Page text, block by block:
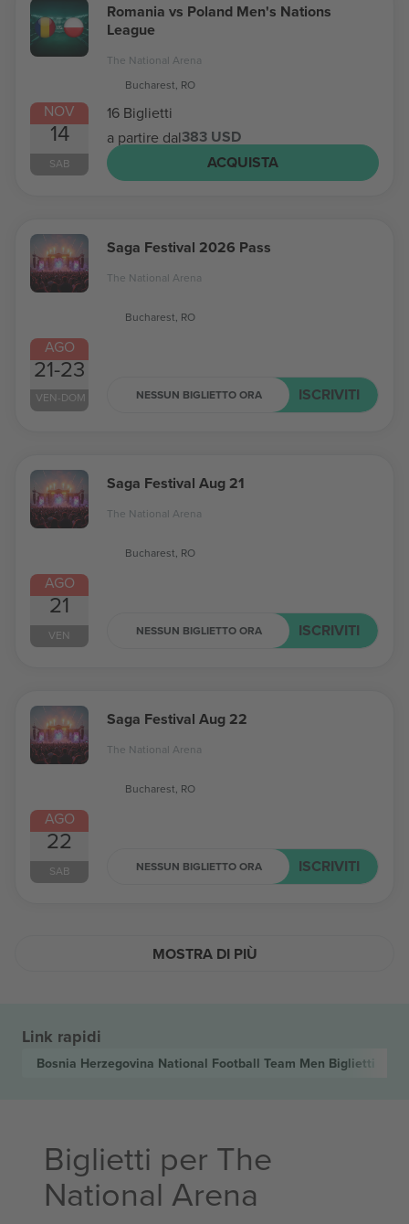
NOV
14
SAB
Romania vs Poland Men's Nations
League
The National Arena
Bucharest, RO
16 Biglietti
a partire dal383 USD
ACQUISTA
AGO
21-23
VEN-DOM
Saga Festival 2026 Pass
The National Arena
Bucharest, RO
NESSUN BIGLIETTO ORA ISCRIVITI
AGO
21
VEN
Saga Festival Aug 21
The National Arena
Bucharest, RO
NESSUN BIGLIETTO ORA ISCRIVITI
AGO
22
SAB
Saga Festival Aug 22
The National Arena
Bucharest, RO
NESSUN BIGLIETTO ORA ISCRIVITI
MOSTRA DI PIÙ
Link rapidi
Bosnia Herzegovina National Football Team Men Biglietti
Biglietti per The
National Arena